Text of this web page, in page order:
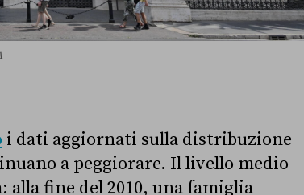
i dati aggiornati sulla distribuzione
a peggiorare. Il livello medio
fine del 2010, una famiglia